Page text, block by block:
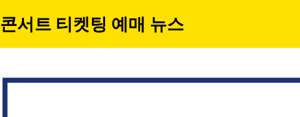
콘서트 티켓팅 예매 뉴스